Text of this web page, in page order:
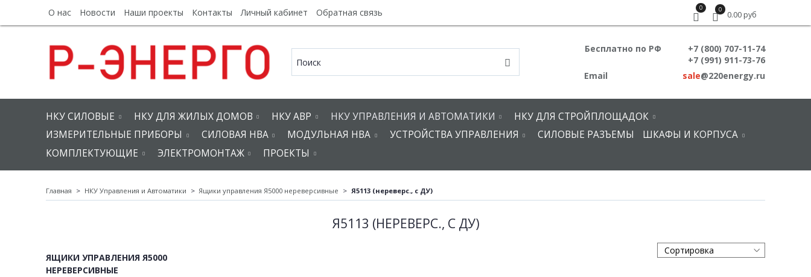
О нас Новости Наши проекты Контакты Личный кабинет Обратная связь 0 0
0.00 руб
Бесплатно по РФ
+7 (800) 707-11-74
+7 (991) 911-73-76
Email
sale@220energy.ru
НКУ СИЛОВЫЕ НКУ ДЛЯ ЖИЛЫХ ДОМОВ НКУ АВР НКУ УПРАВЛЕНИЯ И АВТОМАТИКИ
НКУ ДЛЯ СТРОЙПЛОЩАДОК
ИЗМЕРИТЕЛЬНЫЕ ПРИБОРЫ
СИЛОВАЯ НВА МОДУЛЬНАЯ НВА УСТРОЙСТВА УПРАВЛЕНИЯ СИЛОВЫЕ РАЗЪЕМЫ
ШКАФЫ И КОРПУСА
КОМПЛЕКТУЮЩИЕ
ЭЛЕКТРОМОНТАЖ ПРОЕКТЫ
Главная НКУ Управления и Автоматики Ящики управления Я5000 нереверсивные Я5113 (нереверс., с ДУ)
Я5113 (НЕРЕВЕРС., С ДУ)
ЯЩИКИ УПРАВЛЕНИЯ Я5000
НЕРЕВЕРСИВНЫЕ